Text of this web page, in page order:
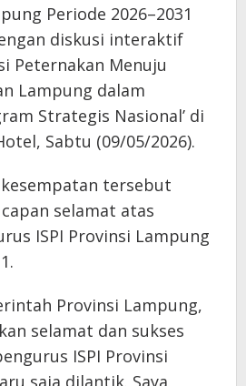
Periode 2026–2031
diskusi interaktif
Peternakan Menuju
Lampung dalam
Strategis Nasional’ di
Sabtu (09/05/2026).
tersebut
selamat atas
ISPI Provinsi Lampung
Provinsi Lampung,
selamat dan sukses
ISPI Provinsi
saja dilantik. Saya